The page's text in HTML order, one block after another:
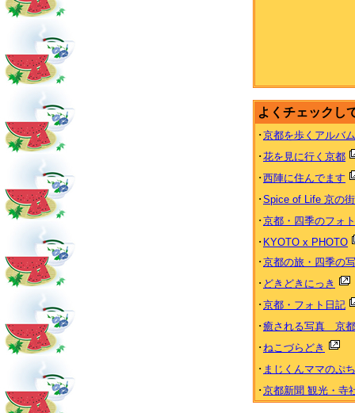
よくチェックし
･京都を歩くアルバム
･花を見に行く京都
･西陣に住んでます
･Spice of Life 京の
･京都・四季のフォ
･ KYOTO x PHOTO
･京都の旅・四季の
･ どきどきにっき
･京都・フォト日記
･癒される写真 京
･ねこづらどき
･ まじくんママのぷ
･京都新聞 観光・寺